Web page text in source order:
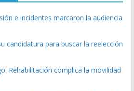
e incidentes marcaron la audiencia
candidatura para buscar la reelección
Rehabilitación complica la movilidad